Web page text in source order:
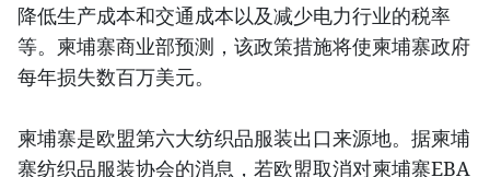
降低生产成本和交通成本以及减少电力行业的税率
等。柬埔寨商业部预测，该政策措施将使柬埔寨政府
每年损失数百万美元。
柬埔寨是欧盟第六大纺织品服装出口来源地。据柬埔
寨纺织品服装协会的消息，若欧盟取消对柬埔寨EBA